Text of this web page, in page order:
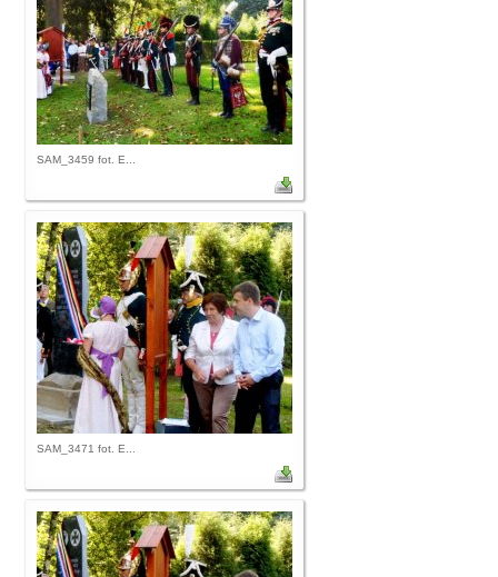
SAM_3459 fot. E...
SAM_3471 fot. E...